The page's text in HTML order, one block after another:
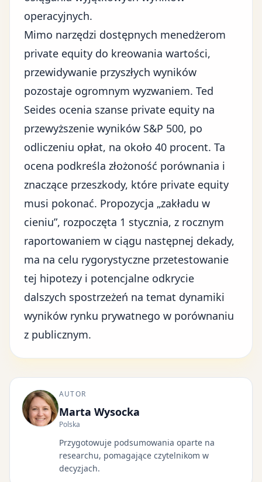
operacyjnych.
Mimo narzędzi dostępnych menedżerom
private equity do kreowania wartości,
przewidywanie przyszłych wyników
pozostaje ogromnym wyzwaniem. Ted
Seides ocenia szanse private equity na
przewyższenie wyników S&P 500, po
odliczeniu opłat, na około 40 procent. Ta
ocena podkreśla złożoność porównania i
znaczące przeszkody, które private equity
musi pokonać. Propozycja „zakładu w
cieniu”, rozpoczęta 1 stycznia, z rocznym
raportowaniem w ciągu następnej dekady,
ma na celu rygorystyczne przetestowanie
tej hipotezy i potencjalne odkrycie
dalszych spostrzeżeń na temat dynamiki
wyników rynku prywatnego w porównaniu
z publicznym.
AUTOR
Marta Wysocka
Polska
Przygotowuje podsumowania oparte na
researchu, pomagające czytelnikom w
decyzjach.